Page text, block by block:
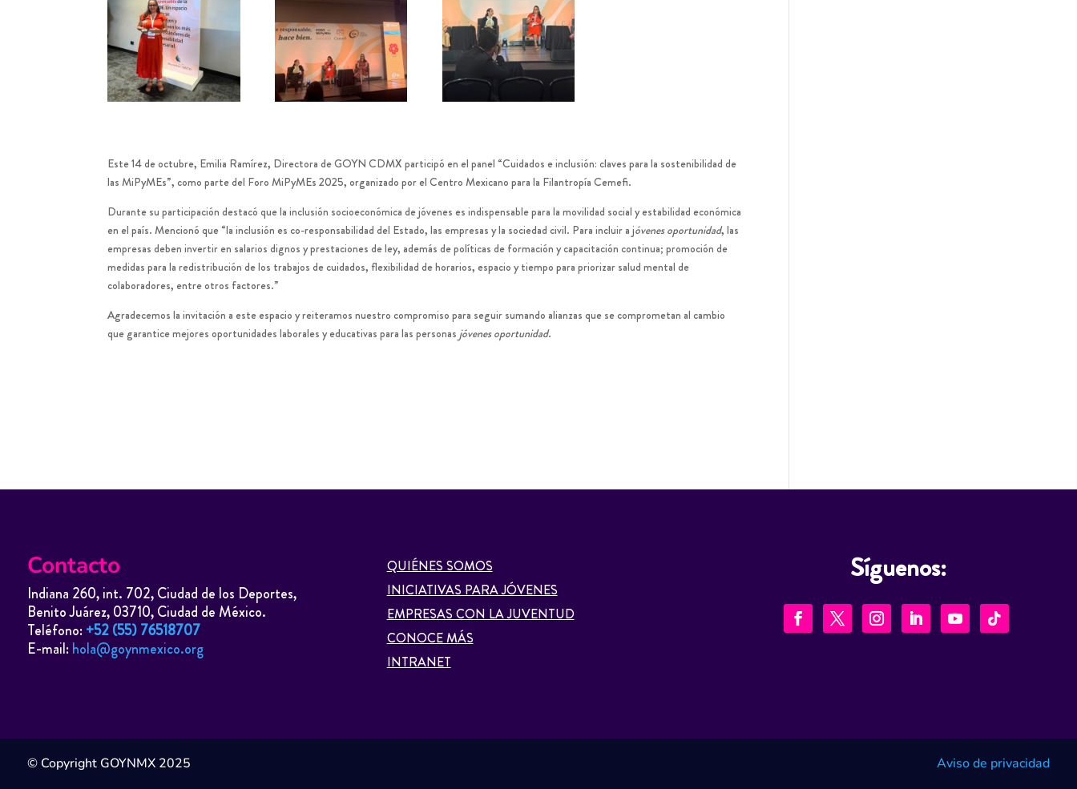
Este 14 de octubre, Emilia Ramírez, Directora de GOYN CDMX participó en el panel “Cuidados e inclusión: claves para la sostenibilidad de
las MiPyMEs”, como parte del Foro MiPyMEs 2025, organizado por el Centro Mexicano para la Filantropía Cemefi.
Durante su participación destacó que la inclusión socioeconómica de jóvenes es indispensable para la movilidad social y estabilidad económica
en el país. Mencionó que “la inclusión es co-responsabilidad del Estado, las empresas y la sociedad civil. Para incluir a jóvenes oportunidad, las
empresas deben invertir en salarios dignos y prestaciones de ley, además de políticas de formación y capacitación continua; promoción de
medidas para la redistribución de los trabajos de cuidados, flexibilidad de horarios, espacio y tiempo para priorizar salud mental de
colaboradores, entre otros factores.”
Agradecemos la invitación a este espacio y reiteramos nuestro compromiso para seguir sumando alianzas que se comprometan al cambio
que garantice mejores oportunidades laborales y educativas para las personas jóvenes oportunidad.
Contacto
Indiana 260, int. 702, Ciudad de los Deportes,
Benito Juárez, 03710, Ciudad de México.
Teléfono: +52 (55) 76518707
E-mail:hola@goynmexico.org
QUIÉNES SOMOS
INICIATIVAS PARA JÓVENES
EMPRESAS CON LA JUVENTUD
CONOCE MÁS
INTRANET
Síguenos:
© Copyright GOYNMX 2025 Aviso de privacidad